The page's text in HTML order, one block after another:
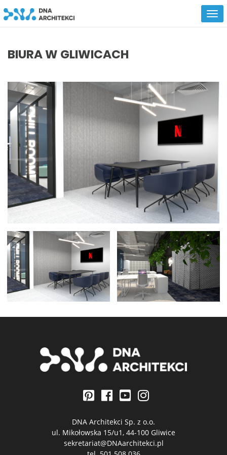
BIURA W GLIWICACH
DNA Architekci Sp. z o.o.
ul. Mikołowska 15/u1, 44-100 Gliwice
sekretariat@DNAarchitekci.pl